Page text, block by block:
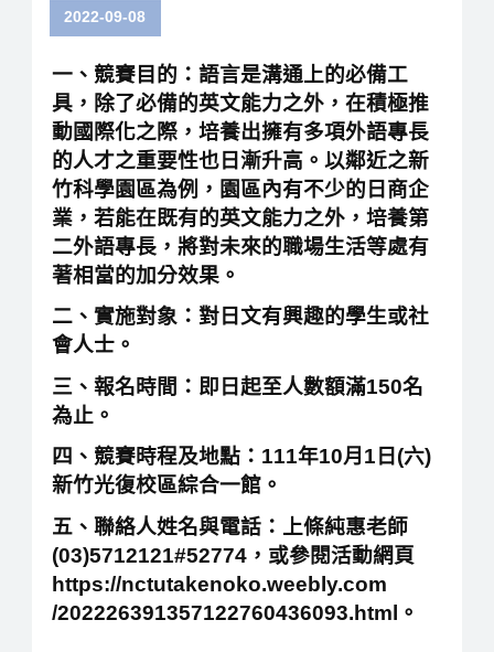
2022-09-08
一、競賽目的：語言是溝通上的必備工
具，除了必備的英文能力之外，在積極推
動國際化之際，培養出擁有多項外語專長
的人才之重要性也日漸升高。以鄰近之新
竹科學園區為例，園區內有不少的日商企
業，若能在既有的英文能力之外，培養第
二外語專長，將對未來的職場生活等處有
著相當的加分效果。
二、實施對象：對日文有興趣的學生或社
會人士。
三、報名時間：即日起至人數額滿150名
為止。
四、競賽時程及地點：111年10月1日(六)
新竹光復校區綜合一館。
五、聯絡人姓名與電話：上條純惠老師
(03)5712121#52774，或參閱活動網頁
https://nctutakenoko.weebly.com
/202226391357122760436093.html。